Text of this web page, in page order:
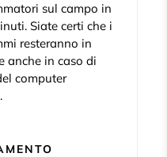
sul campo in
Siate certi che i
resteranno in
anche in caso di
computer